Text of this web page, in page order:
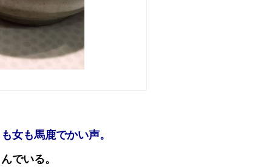
女も馬鹿でかい声。
でいる。